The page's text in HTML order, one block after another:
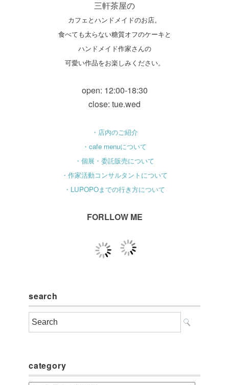
三軒茶屋の
カフェとハンドメイドのお店。
食べても太らない糖質オフのケーキと
ハンドメイド作家さんの
可愛い作品をお楽しみください。
open: 12:00-18:30
close: tue.wed
・店内のご紹介
・cafe menuについて
・個展・委託販売について
・作家活動コンサルタントについて
・LUPOPOまでの行き方について
FORLLOW ME
search
category